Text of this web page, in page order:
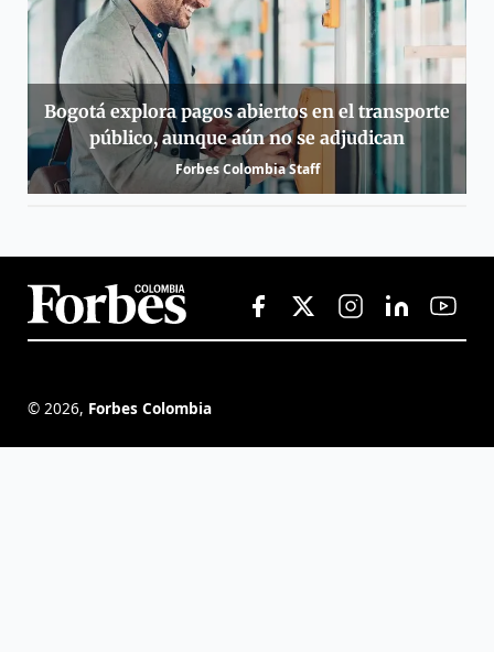
Bogotá explora pagos abiertos en el transporte
público, aunque aún no se adjudican
Forbes Colombia Staff
© 2026, Forbes Colombia